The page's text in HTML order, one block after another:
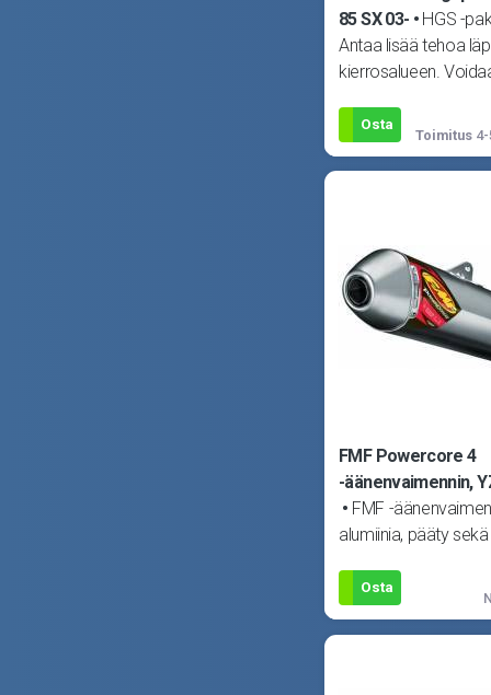
85 SX 03-
HGS -
Antaa lisää tehoa
kierrosalueen.
vaimentimen
Osta
Toimitus
FMF Powercore 4
-äänenvaimennin,
FMF -
alumiinia, pääty
irroitettavan kipin�
Osta